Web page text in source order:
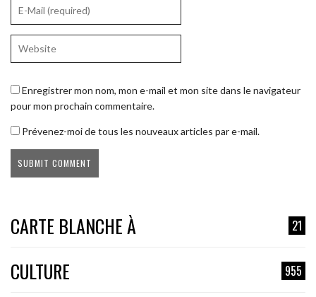
Enregistrer mon nom, mon e-mail et mon site dans le navigateur
pour mon prochain commentaire.
Prévenez-moi de tous les nouveaux articles par e-mail.
CARTE BLANCHE À 21
CULTURE 955